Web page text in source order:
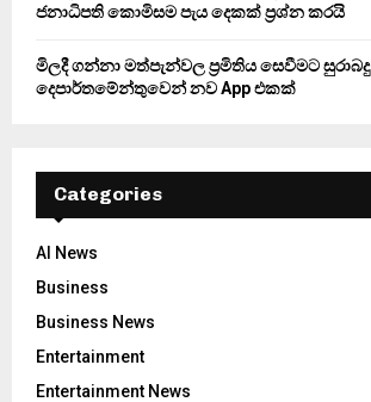
ජනාධිපති කොමිසම පැය දෙකක් ප්‍රශ්න කරයි
මිලදී ගන්නා මත්පැන්වල ප්‍රමිතිය සෙවීමට සුරාබදු
දෙපාර්තමේන්තුවෙන් නව App එකක්
Categories
AI News
Business
Business News
Entertainment
Entertainment News